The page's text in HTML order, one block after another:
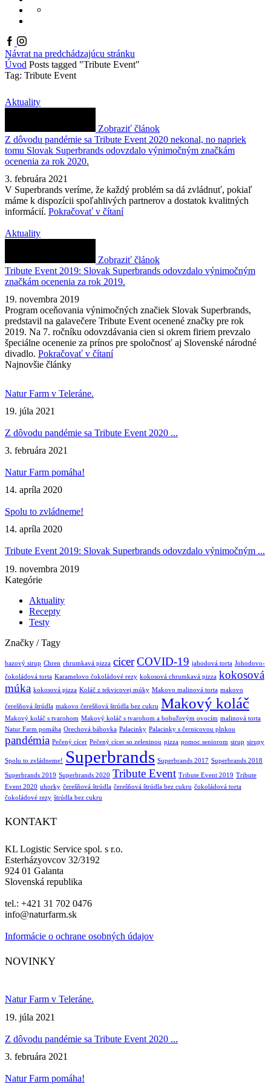
Facebook
Instagram
Návrat na predchádzajúcu stránku
Úvod Posts tagged "Tribute Event"
Tag: Tribute Event
Aktuality
Zobraziť článok
Z dôvodu pandémie sa Tribute Event 2020 nekonal, no napriek
tomu Slovak Superbrands odovzdalo výnimočným značkám
ocenenia za rok 2020.
3. februára 2021
V Superbrands veríme, že každý problém sa dá zvládnuť, pokiaľ
máme k dispozícii spoľahlivých partnerov a dostatok kvalitných
informácií. Pokračovať v čítaní
Aktuality
Zobraziť článok
Tribute Event 2019: Slovak Superbrands odovzdalo výnimočným
značkám ocenenia za rok 2019.
19. novembra 2019
Program oceňovania výnimočných značiek Slovak Superbrands,
predstavil na galavečere Tribute Event ocenené značky pre rok
2019. Na 7. ročníku odovzdávania cien si okrem firiem prevzalo
špeciálne ocenenie za prínos pre spoločnosť aj Slovenské národné
divadlo. Pokračovať v čítaní
Najnovšie články
Natur Farm v Teleráne.
19. júla 2021
Z dôvodu pandémie sa Tribute Event 2020 ...
3. februára 2021
Natur Farm pomáha!
14. apríla 2020
Spolu to zvládneme!
14. apríla 2020
Tribute Event 2019: Slovak Superbrands odovzdalo výnimočným ...
19. novembra 2019
Kategórie
Aktuality
Recepty
Testy
Značky / Tagy
bazový sirup Chren chrumkavá pizza cicerCOVID-19 jahodová torta Johodovo-
čokoládová torta Karamelovo čokoládové rezy kokosová chrumkavá pizza kokosová
múka kokosová pizza Koláč z tekvicovej múky Makovo malinová torta makovo
čerešňová štrúdla makovo čerešňová štrúdla bez cukru Makový koláč
Makový koláč s tvarohom Makový koláč s tvarohom a bobuľovým ovocím malinová torta
Natur Farm pomáha Orechová bábovka Palacinky Palacinky s černicovou plnkou
pandémia Pečený cícer Pečený cícer so zeleninou pizza pomoc seniorom sirup sirupy
Spolu to zvládneme! Superbrands Superbrands 2017 Superbrands 2018
Superbrands 2019 Superbrands 2020 Tribute Event Tribute Event 2019 Tribute
Event 2020 uhorky čerešňová štrúdla čerešňová štrúdla bez cukru čokoládová torta
čokoládové rezy štrúdla bez cukru
KONTAKT
KL Logistic Service spol. s r.o.
Esterházyovcov 32/3192
924 01 Galanta
Slovenská republika
tel.: +421 31 702 0476
info@naturfarm.sk
Informácie o ochrane osobných údajov
NOVINKY
Natur Farm v Teleráne.
19. júla 2021
Z dôvodu pandémie sa Tribute Event 2020 ...
3. februára 2021
Natur Farm pomáha!